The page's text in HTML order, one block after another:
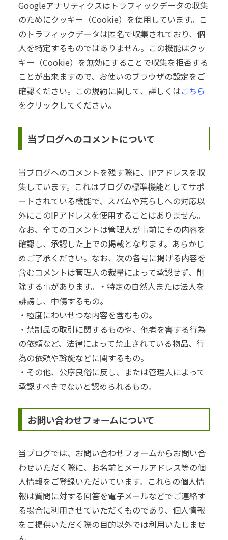
Googleアナリティクスはトラフィックデータの収集
のためにクッキー（Cookie）を使用しています。こ
のトラフィックデータは匿名で収集されており、個
人を特定するものではありません。この機能はクッ
キー（Cookie）を無効にすることで収集を拒否する
ことが出来ますので、お使いのブラウザの設定をご
確認ください。この規約に関して、詳しくはこちら
をクリックしてください。
当ブログへのコメントについて
当ブログへのコメントを残す際に、IPアドレスを収
集しています。これはブログの標準機能としてサポ
ートされている機能で、スパムや荒らしへの対応以
外にこのIPアドレスを使用することはありません。
なお、全てのコメントは管理人が事前にその内容を
確認し、承認した上での掲載となります。あらかじ
めご了承ください。なお、次の各号に掲げる内容を
含むコメントは管理人の裁量によって承認せず、削
除する事があります。・特定の自然人または法人を
誹謗し、中傷するもの。
・極度にわいせつな内容を含むもの。
・禁制品の取引に関するものや、他者を害する行為
の依頼など、法律によって禁止されている物品、行
為の依頼や斡旋などに関するもの。
・その他、公序良俗に反し、または管理人によって
承認すべきでないと認められるもの。
お問い合わせフォームについて
当ブログでは、お問い合わせフォームからお問い合
わせいただく際に、お名前とメールアドレス等の個
人情報をご登録いただいています。これらの個人情
報は質問に対する回答を電子メールなどでご連絡す
る場合に利用させていただくものであり、個人情報
をご提供いただく際の目的以外では利用いたしませ